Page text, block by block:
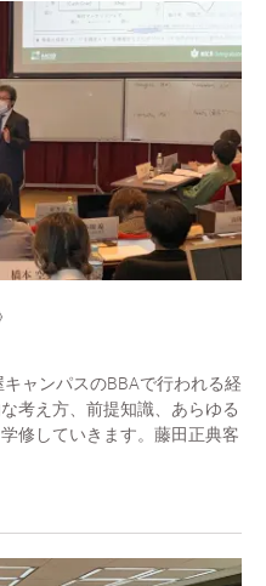
ャンパスのBBAで行われる経
考え方、前提知識、あらゆる
修していきます。藤田正典客